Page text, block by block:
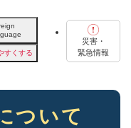
すくする
災害・
緊急情報
ついて